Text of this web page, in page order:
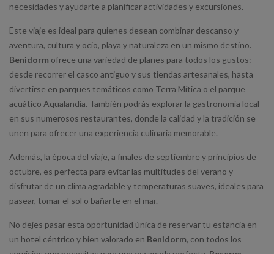
necesidades y ayudarte a planificar actividades y excursiones.
Este viaje es ideal para quienes desean combinar descanso y
aventura, cultura y ocio, playa y naturaleza en un mismo destino.
Benidorm ofrece una variedad de planes para todos los gustos:
desde recorrer el casco antiguo y sus tiendas artesanales, hasta
divertirse en parques temáticos como Terra Mítica o el parque
acuático Aqualandia. También podrás explorar la gastronomía local
en sus numerosos restaurantes, donde la calidad y la tradición se
unen para ofrecer una experiencia culinaria memorable.
Además, la época del viaje, a finales de septiembre y principios de
octubre, es perfecta para evitar las multitudes del verano y
disfrutar de un clima agradable y temperaturas suaves, ideales para
pasear, tomar el sol o bañarte en el mar.
No dejes pasar esta oportunidad única de reservar tu estancia en
un hotel céntrico y bien valorado en Benidorm, con todos los